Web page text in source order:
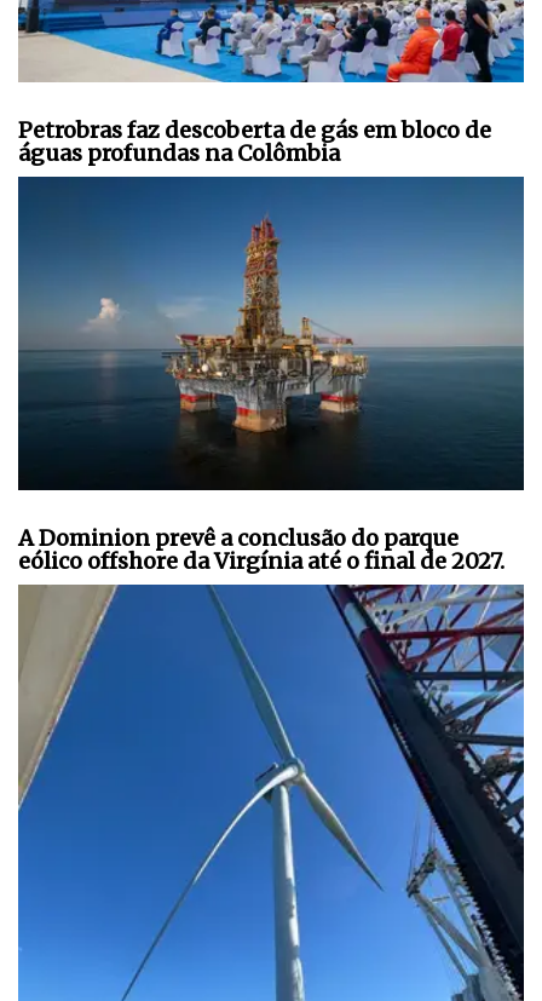
Petrobras faz descoberta de gás em bloco de
águas profundas na Colômbia
A Dominion prevê a conclusão do parque
eólico offshore da Virgínia até o final de 2027.